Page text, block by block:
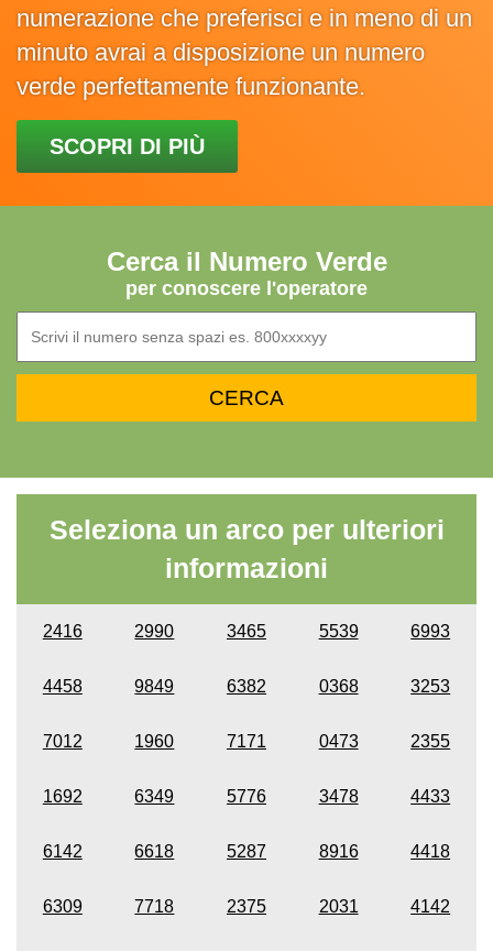
numerazione che preferisci e in meno di un
minuto avrai a disposizione un numero
verde perfettamente funzionante.
SCOPRI DI PIÙ
Cerca il Numero Verde
per conoscere l'operatore
Seleziona un arco per ulteriori
informazioni
2416 2990 3465 5539 6993
4458 9849 6382 0368 3253
7012 1960 7171 0473 2355
1692 6349 5776 3478 4433
6142 6618 5287 8916 4418
6309 7718 2375 2031 4142